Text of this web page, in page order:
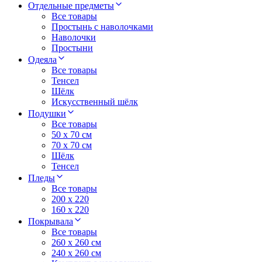
Отдельные предметы
Все товары
Простынь с наволочками
Наволочки
Простыни
Одеяла
Все товары
Тенсел
Шёлк
Искусственный шёлк
Подушки
Все товары
50 x 70 см
70 x 70 см
Шёлк
Тенсел
Пледы
Все товары
200 х 220
160 х 220
Покрывала
Все товары
260 x 260 см
240 х 260 см